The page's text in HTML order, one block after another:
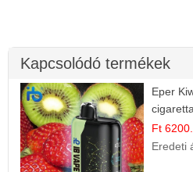
Kapcsolódó termékek
Eper
Ft
Eredeti